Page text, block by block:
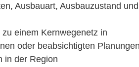
Ausbauart, Ausbauzustand und
einem Kernwegenetz in
oder beabsichtigten
in der Region